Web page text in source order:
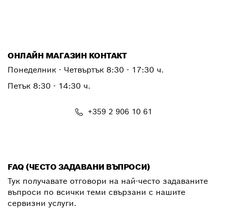
ОНЛАЙН МАГАЗИН КОНТАКТ
Понеделник - Четвъртък 8:30 - 17:30 ч.
Петък 8:30 - 14:30 ч.
+359 2 906 10 61
FAQ (ЧЕСТО ЗАДАВАНИ ВЪПРОСИ)
Тук получавате отговори на най-често задаваните
въпроси по всички теми свързани с нашите
сервизни услуги.